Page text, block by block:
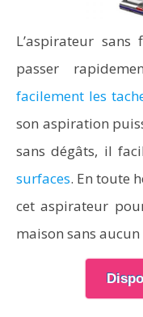
L’aspirateur sans
passer
facilement les
son aspiration
sans dégâts, il
surfaces. En toute
cet aspirateur
maison sans